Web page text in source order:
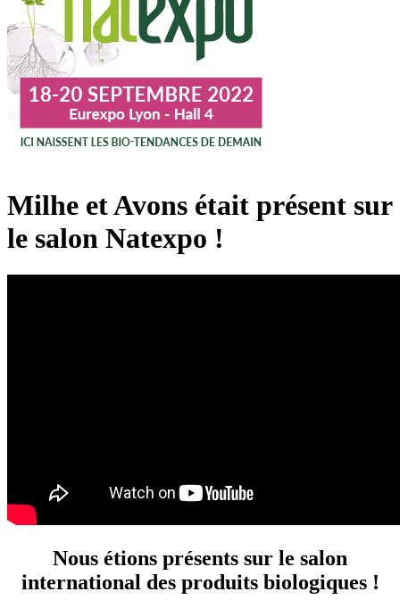
Milhe et Avons était présent sur
le salon Natexpo !
Nous étions présents sur le salon
international des produits biologiques !